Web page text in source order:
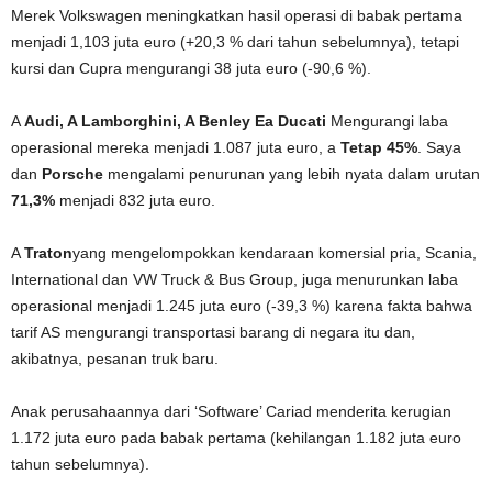
Merek Volkswagen meningkatkan hasil operasi di babak pertama
menjadi 1,103 juta euro (+20,3 % dari tahun sebelumnya), tetapi
kursi dan Cupra mengurangi 38 juta euro (-90,6 %).
AAudi, A Lamborghini, A Benley Ea Ducati Mengurangi laba
operasional mereka menjadi 1.087 juta euro, a Tetap 45% . Saya
dan Porsche mengalami penurunan yang lebih nyata dalam urutan
71,3% menjadi 832 juta euro.
ATratonyang mengelompokkan kendaraan komersial pria, Scania,
International dan VW Truck & Bus Group, juga menurunkan laba
operasional menjadi 1.245 juta euro (-39,3 %) karena fakta bahwa
tarif AS mengurangi transportasi barang di negara itu dan,
akibatnya, pesanan truk baru.
Anak perusahaannya dari ‘Software’ Cariad menderita kerugian
1.172 juta euro pada babak pertama (kehilangan 1.182 juta euro
tahun sebelumnya).